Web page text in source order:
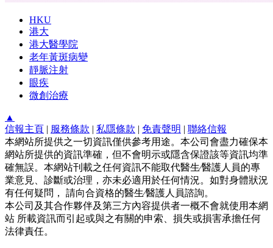
HKU
港大
港大醫學院
老年黃斑病變
靜脈注射
眼疾
微創治療
▲
信報主頁 | 服務條款 | 私隱條款 | 免責聲明 | 聯絡信報
本網站所提供之一切資訊僅供參考用途。本公司會盡力確保本
網站所提供的資訊準確，但不會明示或隱含保證該等資訊均準
確無誤。本網站刊載之任何資訊不能取代醫生∕醫護人員的專
業意見、診斷或治理，亦未必適用於任何情況。如對身體狀況
有任何疑問， 請向合資格的醫生∕醫護人員諮詢。
本公司及其合作夥伴及第三方內容提供者一概不會就使用本網
站 所載資訊而引起或與之有關的申索、損失或損害承擔任何
法律責任。